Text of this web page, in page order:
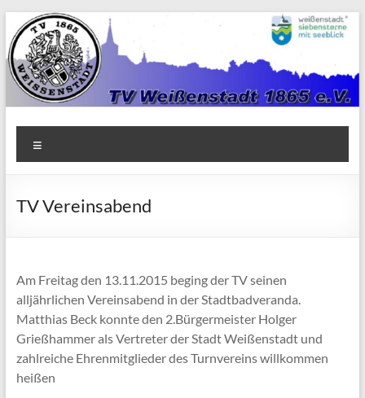
Zum
Inhalt
springen
TV
1865
Weißenstadt
TV Vereinsabend
Am Freitag den 13.11.2015 beging der TV seinen
alljährlichen Vereinsabend in der Stadtbadveranda.
Matthias Beck konnte den 2.Bürgermeister Holger
Grießhammer als Vertreter der Stadt Weißenstadt und
zahlreiche Ehrenmitglieder des Turnvereins willkommen
heißen